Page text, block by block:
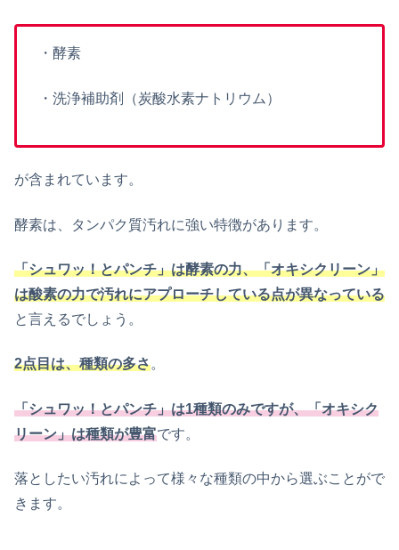
・酵素
・洗浄補助剤（炭酸水素ナトリウム）
が含まれています。
酵素は、タンパク質汚れに強い特徴があります。
「シュワッ！とパンチ」は酵素の力、「オキシクリーン」
は酸素の力で汚れにアプローチしている点が異なっている
と言えるでしょう。
2点目は、種類の多さ。
「シュワッ！とパンチ」は1種類のみですが、「オキシク
リーン」は種類が豊富です。
落としたい汚れによって様々な種類の中から選ぶことがで
きます。